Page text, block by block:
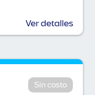
Ver detalles
Sin costo